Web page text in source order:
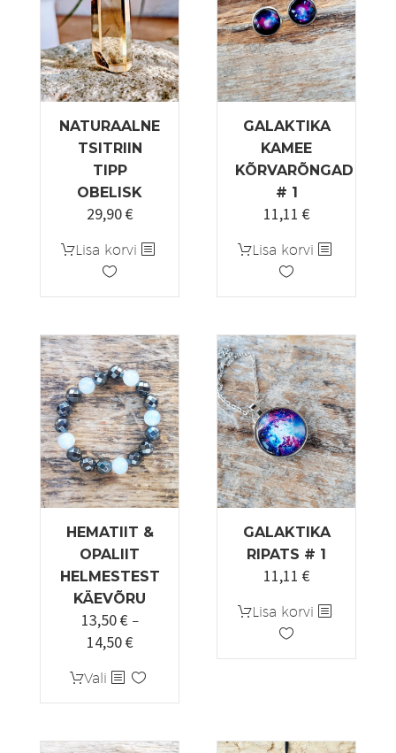
NATURAALNE
TSITRIIN
TIPP
OBELISK
29,90€
Lisa korvi
GALAKTIKA
KAMEE
KÕRVARÕNGAD
# 1
11,11 €
Lisa korvi
HEMATIIT &
OPALIIT
HELMESTEST
KÄEVÕRU
13,50€ –
14,50€Hinnavahemik:
kuni
14,50 €
Vali Sellel
tootel
mitu
GALAKTIKA
RIPATS # 1
11,11 €
Lisa korvi